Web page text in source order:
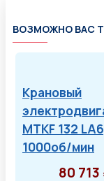
ВОЗМОЖНО ВАС
Крановый
MTKF 132
1000об/мин
80 713